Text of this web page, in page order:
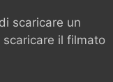
scaricare un
il filmato